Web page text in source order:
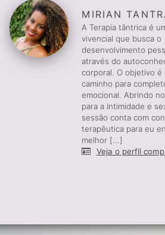
MIRIAN
A Terapia tântrica é
vivencial que busca o
desenvolvimento
através do
corporal. O objetivo é
caminho para
emocional. Abrindo
para a Intimidade e
sessão conta com
terapêutica para eu
melhor [...]
Veja o perfil